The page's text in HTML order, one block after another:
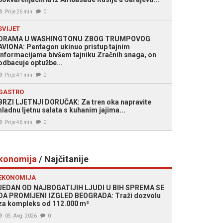
Prije 26 min 0
U WASHINGTONU ZBOG TRUMPOVOG
Pentagon ukinuo pristup tajnim
bivšem tajniku Zračnih snaga, on
optužbe...
Prije 41 min 0
LJETNJI DORUČAK: Za tren oka napravite
ljetnu salata s kuhanim jajima...
Prije 46 min 0
/ Najčitanije
OD NAJBOGATIJIH LJUDI U BIH SPREMA SE
PROMIJENI IZGLED BEOGRADA: Traži dozvolu
kompleks od 112.000 m²
05. Avg. 2026 0